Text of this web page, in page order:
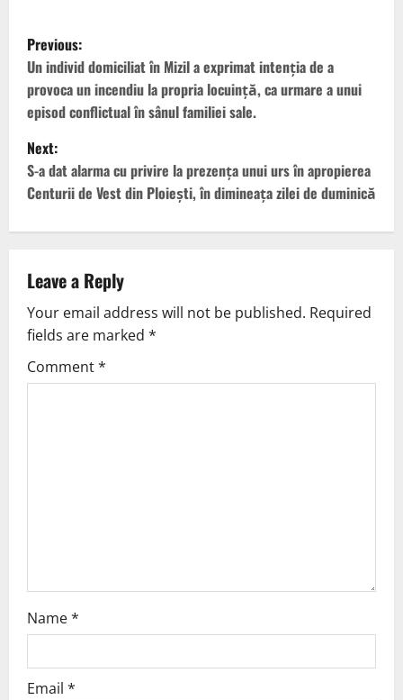
Previous:
Un individ domiciliat în Mizil a exprimat intenția de a
provoca un incendiu la propria locuință, ca urmare a unui
episod conflictual în sânul familiei sale.
Next:
S-a dat alarma cu privire la prezența unui urs în apropierea
Centurii de Vest din Ploiești, în dimineața zilei de duminică
Leave a Reply
Your email address will not be published. Required
fields are marked *
Comment*
Name*
Email *